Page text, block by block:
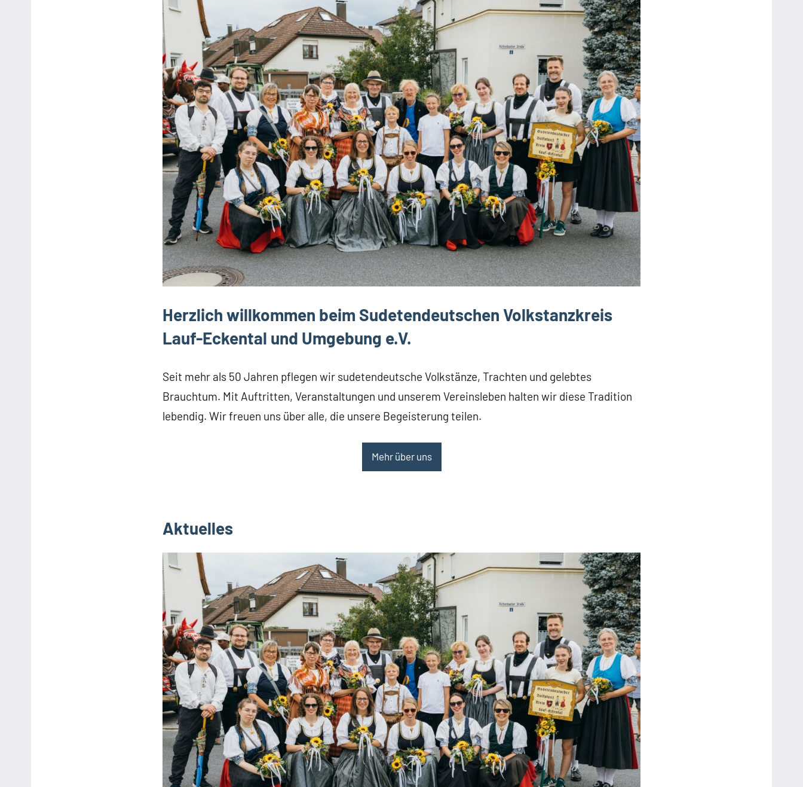
Herzlich willkommen beim Sudetendeutschen Volkstanzkreis
Lauf-Eckental und Umgebung e.V.
Seit mehr als 50 Jahren pflegen wir sudetendeutsche Volkstänze, Trachten und gelebtes
Brauchtum. Mit Auftritten, Veranstaltungen und unserem Vereinsleben halten wir diese Tradition
lebendig. Wir freuen uns über alle, die unsere Begeisterung teilen.
Mehr über uns
Aktuelles